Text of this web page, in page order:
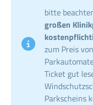
bitte
großen
zum Preis von
Ticket gut
Parkscheins